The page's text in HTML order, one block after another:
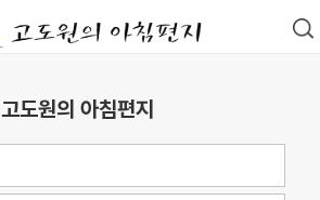
고도원의 아침편지